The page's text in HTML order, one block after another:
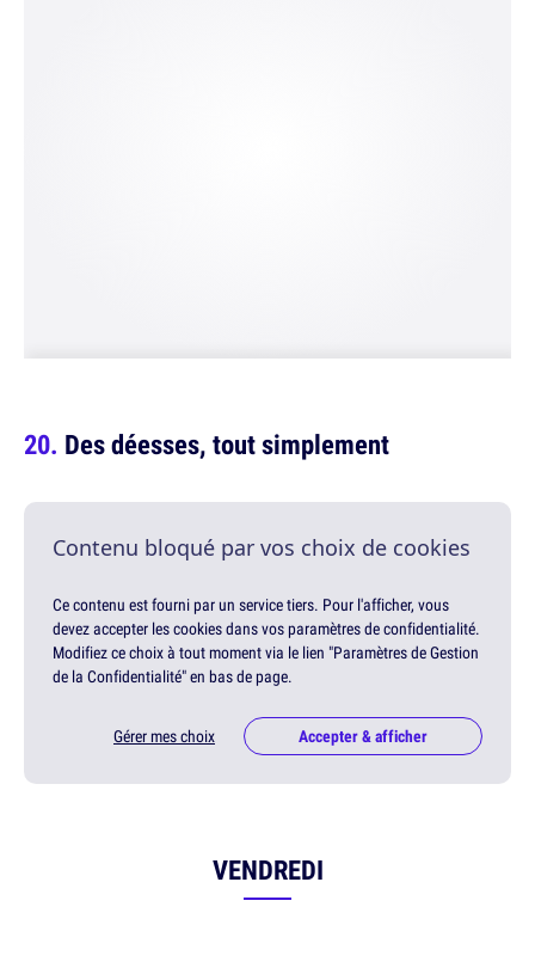
Des déesses, tout simplement
Contenu bloqué par vos choix de cookies
Ce contenu est fourni par un service tiers. Pour l'afficher, vous
devez accepter les cookies dans vos paramètres de confidentialité.
Modifiez ce choix à tout moment via le lien "Paramètres de Gestion
de la Confidentialité" en bas de page.
Gérer mes choix Accepter & afficher
VENDREDI